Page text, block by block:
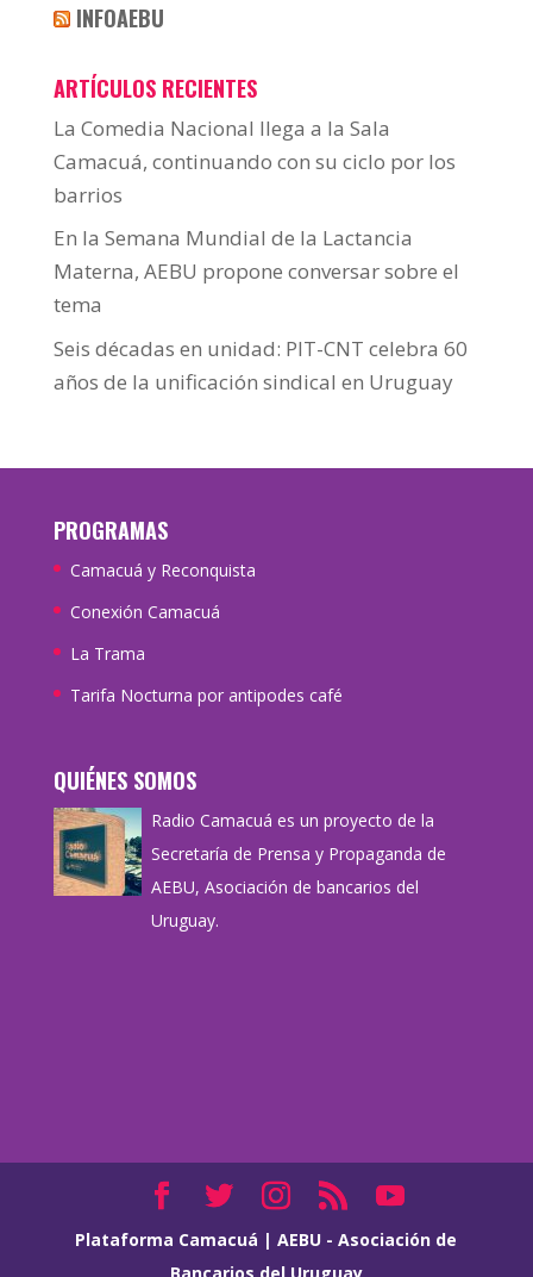
INFOAEBU
ARTÍCULOS RECIENTES
La Comedia Nacional llega a la Sala
Camacuá, continuando con su ciclo por los
barrios
En la Semana Mundial de la Lactancia
Materna, AEBU propone conversar sobre el
tema
Seis décadas en unidad: PIT-CNT celebra 60
años de la unificación sindical en Uruguay
PROGRAMAS
Camacuá y Reconquista
Conexión Camacuá
La Trama
Tarifa Nocturna por antipodes café
QUIÉNES SOMOS
Radio Camacuá es un proyecto de la
Secretaría de Prensa y Propaganda de
AEBU, Asociación de bancarios del
Uruguay.
Plataforma Camacuá |AEBU - Asociación de